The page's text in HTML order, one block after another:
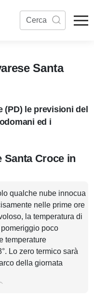
Santa
(PD) le previsioni del
ed i
Santa Croce in
qualche nube innocua
nelle prime ore
la temperatura di
poco
temperature
Lo zero termico sarà
della giornata